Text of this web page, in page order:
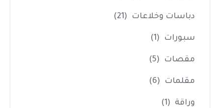
دباسات وخلاعات (21)
سبورات (1)
مقصات (5)
مقلمات (6)
وراقة (1)